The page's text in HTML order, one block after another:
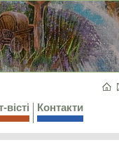
вісті Контакти